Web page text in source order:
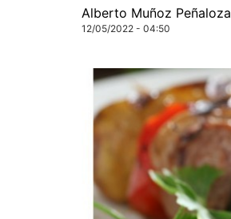
Alberto Muñoz Peñaloza
12/05/2022 - 04:50